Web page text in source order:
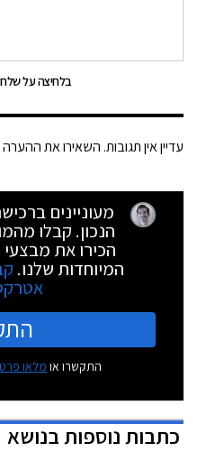
בלחיצה על
עדיין אין תגובות. השאירו את
מעוניינים
הנכון. קבלו
הכירו את
המיוחדות שלנו.
התקשרו או מלאו
כתבות נוספות בנושא